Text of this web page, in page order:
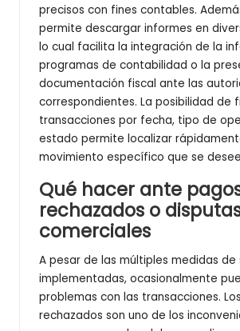
precisos con fines contables.
permite descargar informes en
lo cual facilita la integración de la
programas de contabilidad o la
documentación fiscal ante las
correspondientes. La posibilidad de
transacciones por fecha, tipo de
estado permite localizar
movimiento específico que se
Qué hacer ante
rechazados o
comerciales
A pesar de las múltiples medidas de
implementadas, ocasionalmente
problemas con las transacciones.
rechazados son uno de los